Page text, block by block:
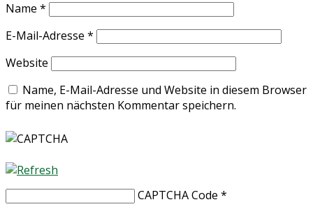
Name *
E-Mail-Adresse *
Website
Name, E-Mail-Adresse und Website in diesem Browser
für meinen nächsten Kommentar speichern.
CAPTCHA Code *